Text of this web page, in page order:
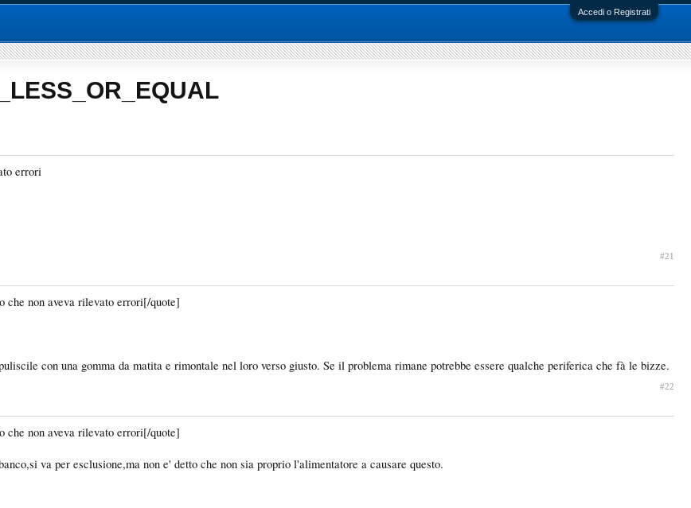
Accedi o Registrati
errori
#21
che non aveva rilevato errori[/quote]
con una gomma da matita e rimontale nel loro verso giusto. Se il problema rimane potrebbe essere qualche periferica che fà le bizze.
#22
che non aveva rilevato errori[/quote]
va per esclusione,ma non e' detto che non sia proprio l'alimentatore a causare questo.